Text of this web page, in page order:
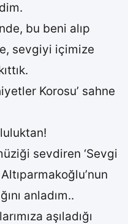
bu beni alıp
sevgiyi içimize
Korosu’ sahne
sevdiren ‘Sevgi
anladım..
aşıladığı